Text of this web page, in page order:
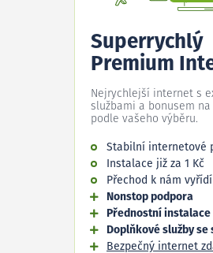
Superrychlý
Premium
Nejrychlejší internet s
službami a bonusem
podle vašeho výběru.
Stabilní internetové
Instalace již za 1 Kč
Přechod k nám
Nonstop podpora
Přednostní instalace
Doplňkové služby se
Bezpečný internet